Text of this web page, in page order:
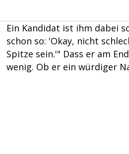
Ein Kandidat ist ihm dabei
schon so: 'Okay, nicht
Spitze sein.'" Dass er am
wenig. Ob er ein würdiger